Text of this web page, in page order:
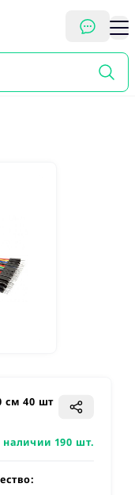
см 40 шт
наличии 190 шт.